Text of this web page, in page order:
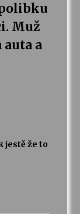
Muž
a
jestě že to